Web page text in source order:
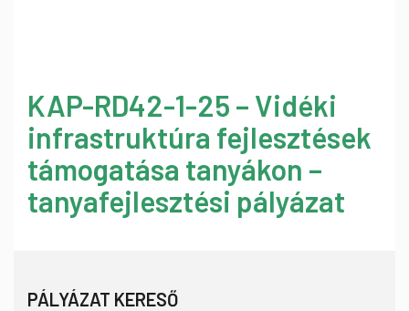
KAP-RD42-1-25 – Vidéki
infrastruktúra fejlesztések
támogatása tanyákon –
tanyafejlesztési pályázat
PÁLYÁZAT KERESŐ